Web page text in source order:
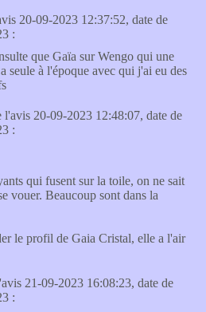
20-09-2023 12:37:52, date de
:
que Gaïa sur Wengo qui une
seule à l'époque avec qui j'ai eu des
l'avis 20-09-2023 12:48:07, date de
:
qui fusent sur la toile, on ne sait
vouer. Beaucoup sont dans la
le profil de Gaia Cristal, elle a l'air
21-09-2023 16:08:23, date de
: